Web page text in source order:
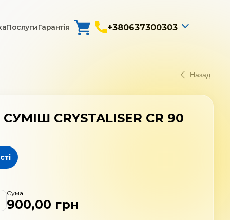
ПослугиГарантія +380637300303
Назад
CRYSTALISER CR 90
Сума
900,00 грн